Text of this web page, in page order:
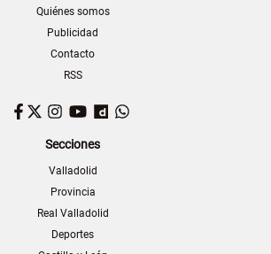
Quiénes somos
Publicidad
Contacto
RSS
Facebook
TwitterInstagram
YouTubeDailymotion
Secciones
Valladolid
Provincia
Real Valladolid
Deportes